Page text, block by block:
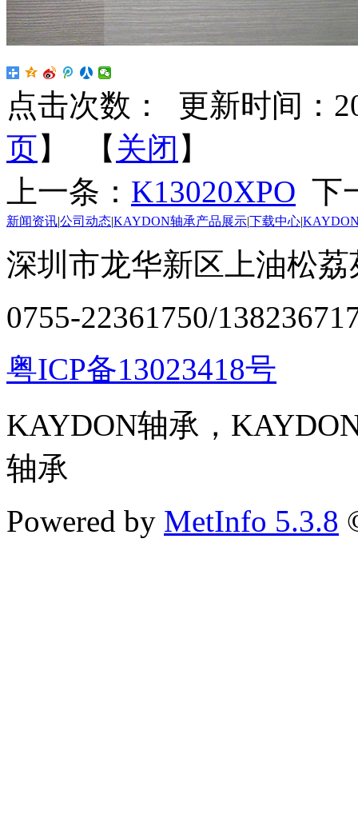
点击次数：
更新时间：
页】 【 关闭 】
上一条： K13020XPO 下
新闻资讯公司动态KAYDON轴承产品展示 下载中心
深圳市龙华新区上油松
0755-22361750/
粤ICP备13023418号
KAYDON轴承，
轴承
Powered by MetInfo 5.3.8